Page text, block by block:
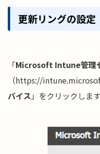
更新リングの設定
「Microsoft Intune管理
（https://
バイス 」をクリックします